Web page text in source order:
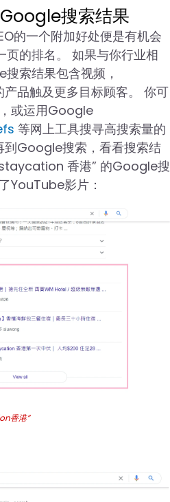
搜索结果
的一个附加好处便是有机会
的排名。 如果与你行业相
索结果包含视频，
品触及更多目标顾客。 你可
或运用Google
等网上工具搜寻高搜索量的
Google搜索，看看搜索结
香港” 的Google搜
YouTube影片：
香港”